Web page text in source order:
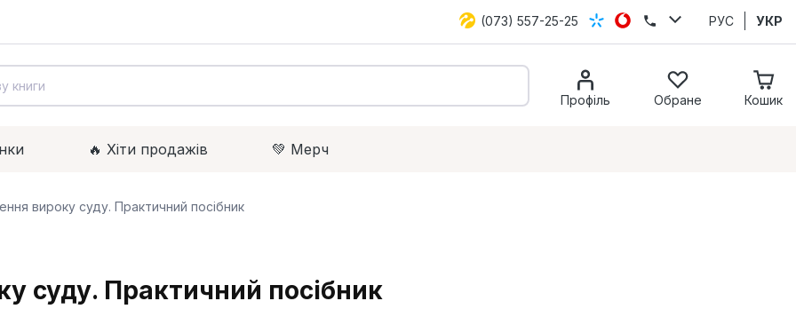
(073) 557-25-25 РУС УКР
Профіль Обране Кошик
🔥 Xіти продажів 💚 Мерч
вироку суду. Практичний посібник
суду. Практичний посібник